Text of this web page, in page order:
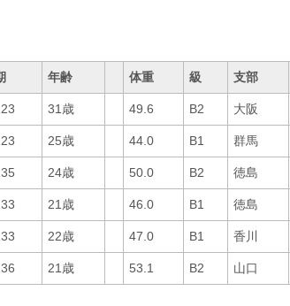
年齢 体重 級 支部
31歳 49.6 B2 大阪
25歳 44.0 B1 群馬
24歳 50.0 B2 徳島
21歳 46.0 B1 徳島
22歳 47.0 B1 香川
21歳 53.1 B2 山口